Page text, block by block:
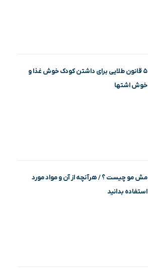
۵ قانون طلایی برای داشتن کودک خوش غذا و
خوش اشتها
مش مو چیست ؟ / هرآنچه از آن و مواد مورد
استفاده بدانید